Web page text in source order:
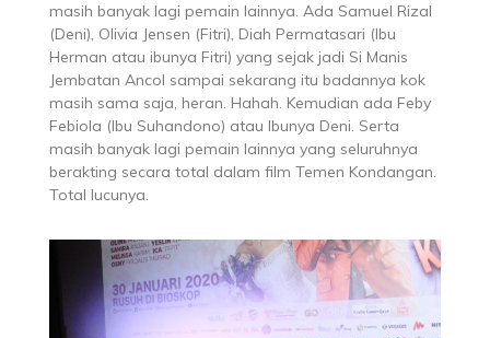
masih banyak lagi pemain lainnya. Ada Samuel Rizal
(Deni), Olivia Jensen (Fitri), Diah Permatasari (Ibu
Herman atau ibunya Fitri) yang sejak jadi Si Manis
Jembatan Ancol sampai sekarang itu badannya kok
masih sama saja, heran. Hahah. Kemudian ada Feby
Febiola (Ibu Suhandono) atau Ibunya Deni. Serta
masih banyak lagi pemain lainnya yang seluruhnya
berakting secara total dalam film Temen Kondangan.
Total lucunya.